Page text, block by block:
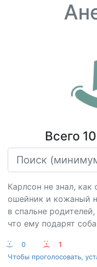
Всего
Карлсон не знал,
ошейник и кожаный
в спальне
что ему подарят
:-) 0 :-(
1
Чтобы проголосовать,